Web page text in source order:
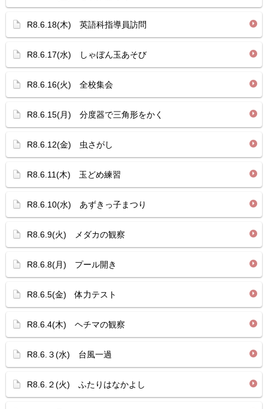
R8.6.18(木) 英語科指導員訪問
R8.6.17(水) しゃぼん玉あそび
R8.6.16(火) 全校集会
R8.6.15(月) 分度器で三角形をかく
R8.6.12(金) 虫さがし
R8.6.11(木) 玉どめ練習
R8.6.10(水) あずきっ子まつり
R8.6.9(火) メダカの観察
R8.6.8(月) プール開き
R8.6.5(金) 体力テスト
R8.6.4(木) ヘチマの観察
R8.6.３(水) 台風一過
R8.6.２(火) ふたりはなかよし